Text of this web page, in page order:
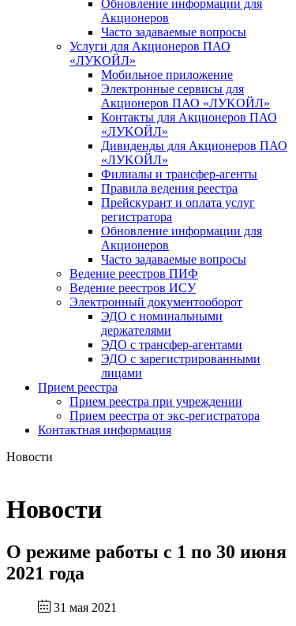
Обновление информации для
Акционеров
Часто задаваемые вопросы
Услуги для Акционеров ПАО
«ЛУКОЙЛ»
Мобильное приложение
Электронные сервисы для
Акционеров ПАО «ЛУKOЙЛ»
Контакты для Акционеров ПАО
«ЛУKOЙЛ»
Дивиденды для Акционеров ПАО
«ЛУKOЙЛ»
Филиалы и трансфер-агенты
Правила ведения реестра
Прейскурант и оплата услуг
регистратора
Обновление информации для
Акционеров
Часто задаваемые вопросы
Ведение реестров ПИФ
Ведение реестров ИСУ
Электронный документооборот
ЭДО с номинальными
держателями
ЭДО с трансфер-агентами
ЭДО с зарегистрированными
лицами
Прием реестра
Прием реестра при учреждении
Прием реестра от экс-регистратора
Контактная информация
Новости
Новости
О режиме работы с 1 по 30 июня
2021 года
31 мая 2021